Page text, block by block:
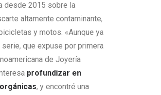
desde 2015 sobre la
altamente contaminante,
y motos. «Aunque ya
que expuse por primera
de Joyería
profundizar en
, y encontré una